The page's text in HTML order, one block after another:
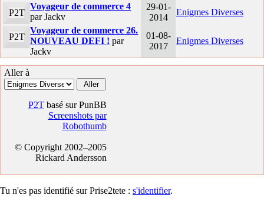
P2T
Voyageur de commerce 4
par Jackv
29-01-
2014
Enigmes Diverses
P2T
Voyageur de commerce 26.
NOUVEAU DEFI ! par
Jackv
01-08-
2017
Enigmes Diverses
Aller à
P2Tbasé sur PunBB
Screenshots par
Robothumb
© Copyright 2002–2005
Rickard Andersson
Tu n'es pas identifié sur Prise2tete : s'identifier.